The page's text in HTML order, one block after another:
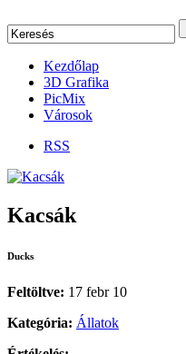
Kezdőlap
3D Grafika
PicMix
Városok
RSS
Kacsák
Ducks
Feltöltve: 17 febr 10
Kategória: Állatok